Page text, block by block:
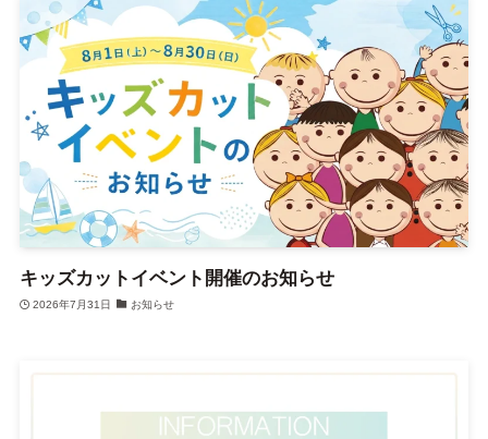
キッズカットイベント開催のお知らせ
2026年7月31日 お知らせ